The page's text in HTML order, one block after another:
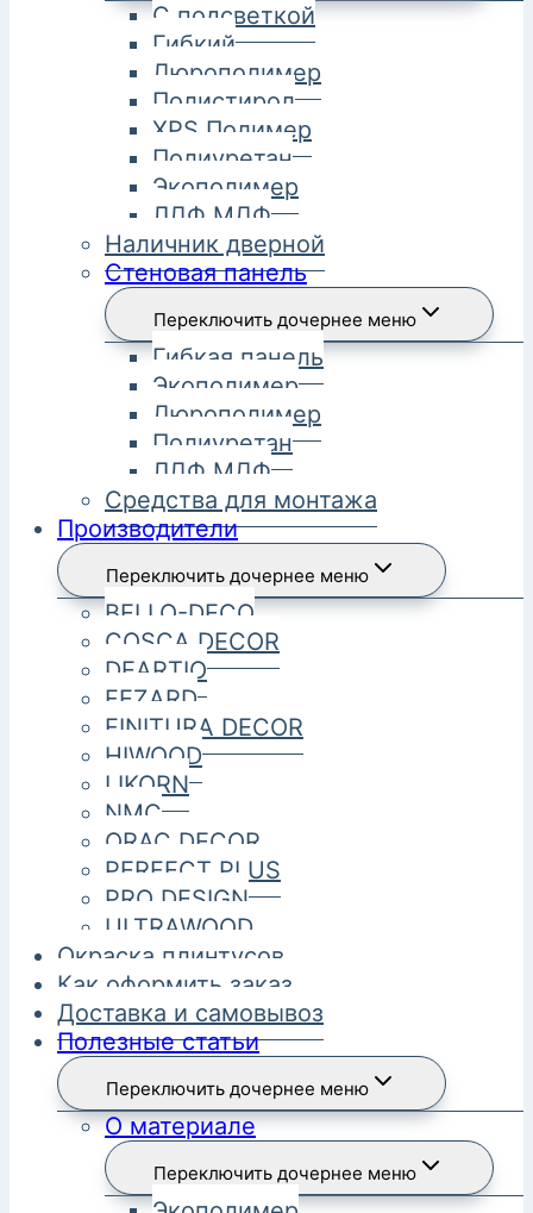
С подсветкой
Гибкий
Дюрополимер
Полистирол
XPS Полимер
Полиуретан
Экополимер
ЛДФ МДФ
Наличник дверной
Стеновая панель
Переключить дочернее меню
Гибкая панель
Экополимер
Дюрополимер
Полиуретан
ЛДФ МДФ
Средства для монтажа
Производители
Переключить дочернее меню
BELLO-DECO
COSCA DECOR
DEARTIO
FEZARD
FINITURA DECOR
HIWOOD
LIKORN
NMC
ORAC DECOR
PERFECT PLUS
PRO DESIGN
ULTRAWOOD
Окраска плинтусов
Как оформить заказ
Доставка и самовывоз
Полезные статьи
Переключить дочернее меню
О материале
Переключить дочернее меню